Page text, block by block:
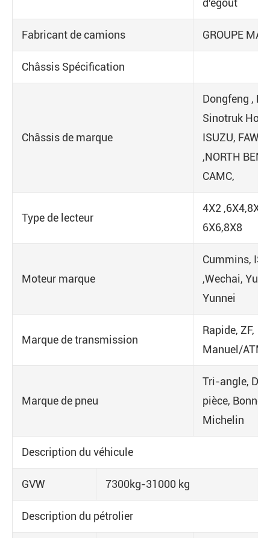
d'égout
Fabricant de camions GROUPE
Châssis Spécification
Châssis de marque
Dongfeng ,
Sinotruk
ISUZU, FAW
,NORTH
CAMC,
Type de lecteur
4X2
6X6,8X8
Moteur marque
Cummins,
,Wechai,
Yunnei
Marque de transmission
Rapide, ZF,
Manuel/ATM
Marque de pneu
Tri-angle,
pièce, Bonne
Michelin
Description du véhicule
GVW 7300kg-31000 kg
Description du pétrolier